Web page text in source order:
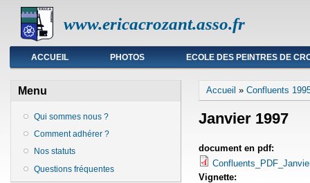
www.ericacrozant.asso.fr
Menu principal
ACCUEIL PHOTOS ECOLE DES PEINTRES DE
Menu
Qui sommes nous ?
Comment adhérer ?
Nos statuts
Questions fréquentes
Vous êtes ici
Accueil » Confluents
Janvier 1997
document en pdf:
Vignette: